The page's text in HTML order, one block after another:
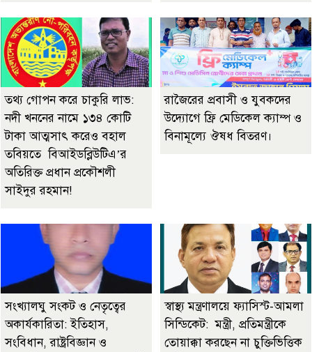
তথ্য গোপন করে চাকুরি লাভ:
নদী খননের নামে ১৩৪ কোটি
টাকা আত্মসাৎ করেও বহাল
তবিয়তে বিআইডব্লিউটিএ’র
অতিরিক্ত প্রধান প্রকৌশলী
সাইদুর রহমান!
রাজৈরের‌ প্রবাসী ও যুবকদের
উদ্যোগে ফ্রি মেডিকেল ক্যাম্প ও
বিনামূল্যে ঔষধ বিতরণ।
সংখ্যালঘু সংকট ও নেতৃত্বের
অকার্যকারিতা: ইতিহাস,
সংবিধান, রাষ্ট্রবিজ্ঞান ও
স্বাস্থ্য মন্ত্রণালয়ে ফ্যাসিস্ট-আমলা
সিন্ডিকেট: মন্ত্রী, প্রতিমন্ত্রীকে
তোয়াক্কা করছেন না চুক্তিভিত্তিক